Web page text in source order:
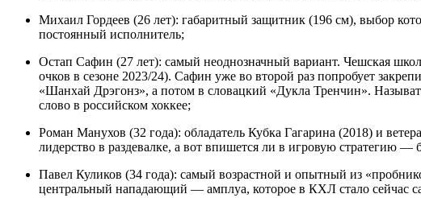
Михаил Гордеев (26 лет): габаритный защитник (196 см), выбор
постоянный исполнитель;
Остап Сафин (27 лет): самый неоднозначный вариант. Чешская
очков в сезоне 2023/24). Сафин уже во второй раз попробует
«Шанхай Дрэгонз», а потом в словацкий «Дукла Тренчин».
слово в российском хоккее;
Роман Манухов (32 года): обладатель Кубка Гагарина (2018) и
лидерство в раздевалке, а вот впишется ли в игровую стратегию —
Павел Куликов (34 года): самый возрастной и опытный из
центральный нападающий — амплуа, которое в КХЛ стало сейчас